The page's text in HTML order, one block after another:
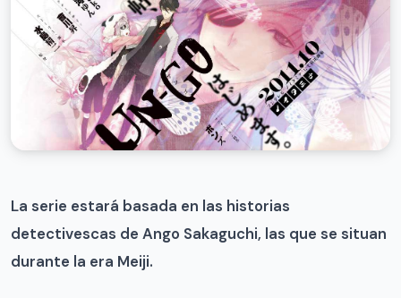
La serie estará basada en las historias
detectivescas de Ango Sakaguchi, las que se situan
durante la era Meiji.